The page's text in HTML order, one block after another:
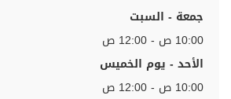
جمعة - السبت
10:00 ص - 12:00 ص
الأحد - يوم الخميس
10:00 ص - 12:00 ص